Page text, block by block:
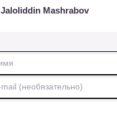
Jaloliddin Mashrabov